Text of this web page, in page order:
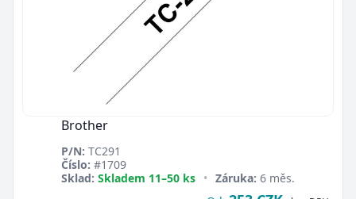
Brother
P/N: TC291
Číslo: #1709
Sklad: Skladem 11–50 ks • Záruka: 6 měs.